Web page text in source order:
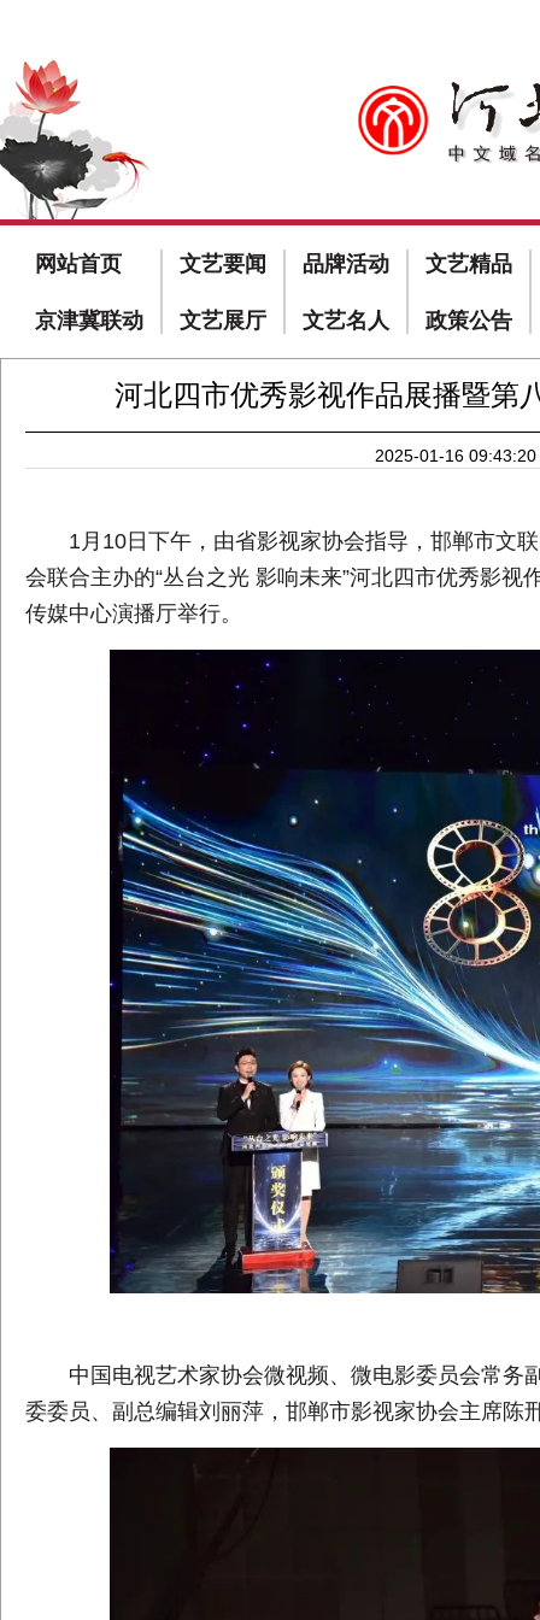
网站首页 文艺要闻 品牌活动 文艺精品
京津冀联动 文艺展厅 文艺名人 政策公告
河北四市优秀影视作品展播暨第
2025-01-16 09:43:20
1月10日下午，由省影视家协会指导，邯郸市文联
会联合主办的“丛台之光 影响未来”河北四市优秀影
传媒中心演播厅举行。
中国电视艺术家协会微视频、微电影委员会常务
委委员、副总编辑刘丽萍，邯郸市影视家协会主席陈